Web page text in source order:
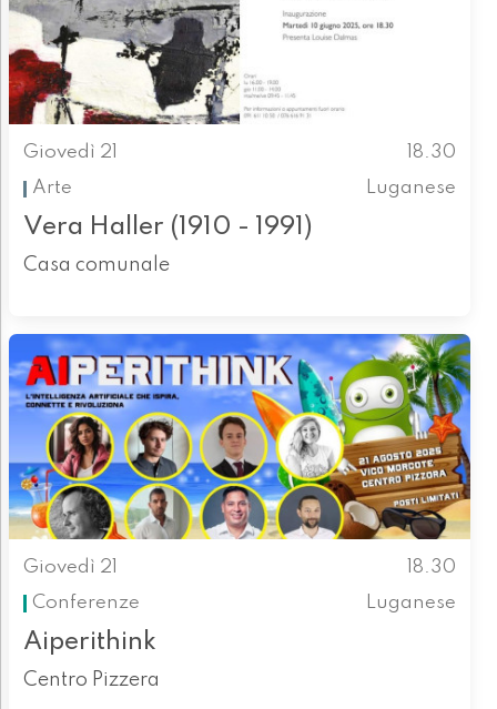
Giovedì 21
18.30
Arte
Luganese
Vera Haller (1910 - 1991)
Casa comunale
Giovedì 21
18.30
Conferenze
Luganese
Aiperithink
Centro Pizzera